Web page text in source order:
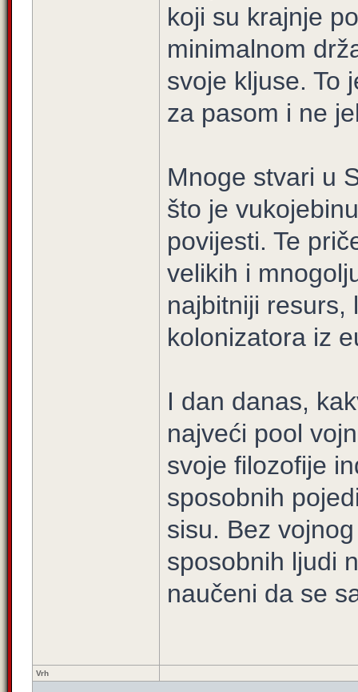
koji su krajnje
minimalnom
svoje kljuse. To
za pasom i ne
Mnoge stvari u
što je
povijesti. Te
velikih i
najbitniji resurs,
kolonizatora iz
I dan danas,
najveći pool
svoje filozofije
sposobnih
sisu. Bez
sposobnih ljudi
naučeni da se
Vrh